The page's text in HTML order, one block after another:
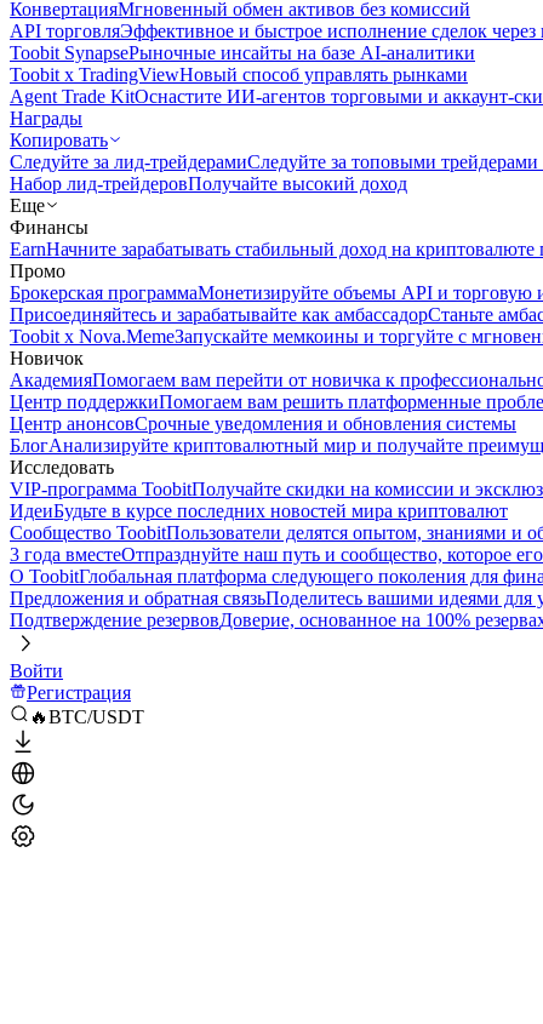
КонвертацияМгновенный обмен активов без комиссий
API торговляЭффективное и быстрое исполнение сделок
Toobit SynapseРыночные инсайты на базе AI-аналитики
Toobit x TradingViewНовый способ управлять рынками
Agent Trade KitОснастите ИИ-агентов торговыми и аккаунт-
Награды
Копировать
Следуйте за лид-трейдерамиСледуйте за топовыми
Набор лид-трейдеровПолучайте высокий доход
Еще
Финансы
EarnНачните зарабатывать стабильный доход на криптовалюте
Промо
Брокерская программаМонетизируйте объемы API и торговую
Присоединяйтесь и зарабатывайте как амбассадорСтаньте
Toobit x Nova.MemeЗапускайте мемкоины и торгуйте с
Новичок
АкадемияПомогаем вам перейти от новичка к
Центр поддержкиПомогаем вам решить платформенные
Центр анонсовСрочные уведомления и обновления системы
БлогАнализируйте криптовалютный мир и получайте
Исследовать
VIP-программа ToobitПолучайте скидки на комиссии и
ИдеиБудьте в курсе последних новостей мира криптовалют
Сообщество ToobitПользователи делятся опытом, знаниями и
3 года вместеОтпразднуйте наш путь и сообщество, которое
О ToobitГлобальная платформа следующего поколения для
Предложения и обратная связьПоделитесь вашими идеями для
Подтверждение резервовДоверие, основанное на 100%
Войти
Регистрация
🔥BTC/USDT